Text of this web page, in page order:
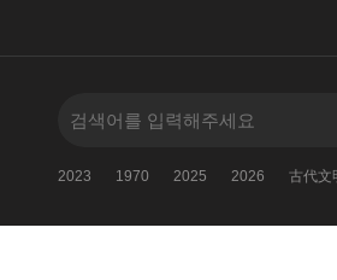
2023 1970 2025 2026 古代文